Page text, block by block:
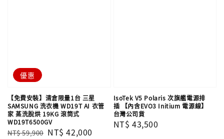
優惠
【免費安裝】清倉限量1台 三星
SAMSUNG 洗衣機 WD19T AI 衣管
家 蒸洗脫烘 19KG 滾筒式
WD19T6500GV
Regular
NT$ 59,900 Sale
NT$ 42,000
IsoTek V5 Polaris 次旗艦電源排
插 【內含EVO3 Initium 電源線】
台灣公司貨
Regular
NT$ 43,500